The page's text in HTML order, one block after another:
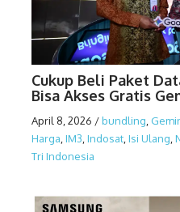
Cukup Beli Paket
Bisa Akses Gratis
April 8, 2026 /bundling
Harga IM3 Indosat Isi Ulang
Tri Indonesia